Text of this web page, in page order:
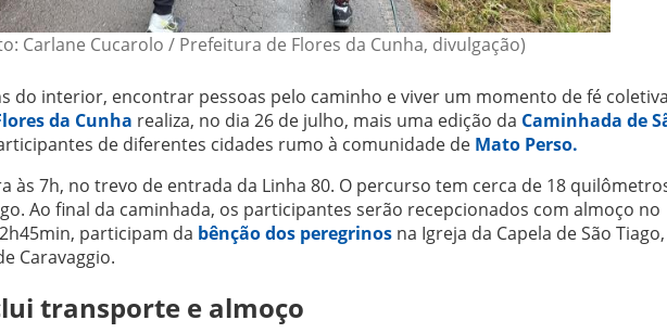
Carlane Cucarolo / Prefeitura de Flores da Cunha, divulgação)
do interior, encontrar pessoas pelo caminho e viver um momento de fé
da Cunha realiza, no dia 26 de julho, mais uma edição da Caminhada de
de diferentes cidades rumo à comunidade de Mato Perso.
às 7h, no trevo de entrada da Linha 80. O percurso tem cerca de 18
Ao final da caminhada, os participantes serão recepcionados com almoço no
participam da bênção dos peregrinos na Igreja da Capela de São Tiago,
Caravaggio.
transporte e almoço